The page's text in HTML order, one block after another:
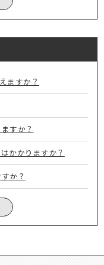
ますか？
すか？
かかりますか？
か？